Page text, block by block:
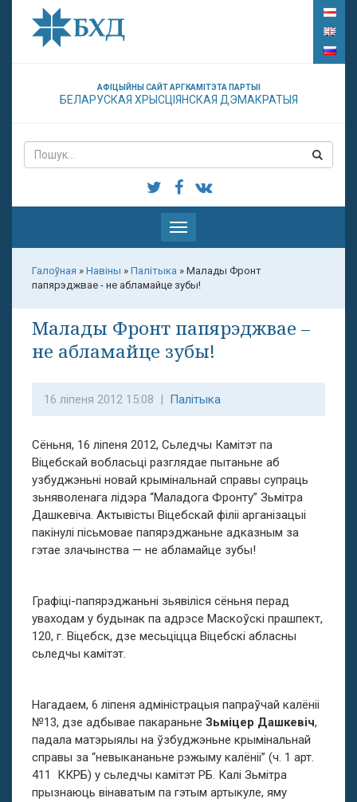
АФІЦЫЙНЫ САЙТ АРГКАМІТЭТА ПАРТЫІ
БЕЛАРУСКАЯ ХРЫСЦІЯНСКАЯ ДЭМАКРАТЫЯ
Паказаць
меню
Галоўная » Навіны » Палітыка » Малады Фронт
папярэджвае - не абламайце зубы!
Малады Фронт папярэджвае –
не абламайце зубы!
16 ліпеня 2012 15:08 | Палітыка
Сёньня, 16 ліпеня 2012, Сьледчы Камітэт па
Віцебскай вобласьці разглядае пытаньне аб
узбуджэньні новай крымінальнай справы супраць
зьняволенага лідэра “Маладога Фронту” Зьмітра
Дашкевіча. Актывісты Віцебскай філіі арганізацыі
пакінулі пісьмовае папярэджаньне адказным за
гэтае злачынства — не абламайце зубы!
Графіці-папярэджаньні зьявіліся сёньня перад
уваходам у будынак па адрэсе Маскоўскі прашпект,
120, г. Віцебск, дзе месьціцца Віцебскі абласны
сьледчы камітэт.
Нагадаем, 6 ліпеня адміністрацыя папраўчай калёніі
№13, дзе адбывае пакараньне Зьміцер Дашкевіч,
падала матэрыялы на ўзбуджэньне крымінальнай
справы за “невыкананьне рэжыму калёніі” (ч. 1 арт.
411 ККРБ) у сьледчы камітэт РБ. Калі Зьмітра
прызнаюць вінаватым па гэтым артыкуле, яму